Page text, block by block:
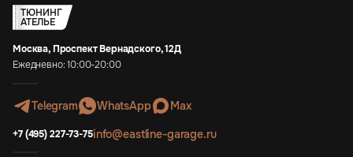
ТЮНИНГ
АТЕЛЬЕ
Москва, Проспект Вернадского, 12Д
Ежедневно: 10:00-20:00
Telegram WhatsApp Max
+7 (495) 227-73-75info@eastline-garage.ru